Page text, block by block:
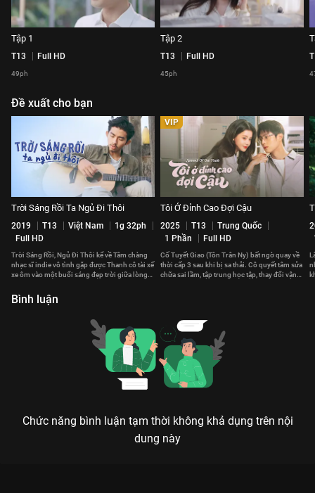
Tập 1
T13 Full HD
49ph
Tập 2
T13 Full HD
45ph
Đề xuất cho bạn
Trời Sáng Rồi Ta Ngủ Đi Thôi
2019 T13 Việt Nam
1g 32ph
Full HD
Trời Sáng Rồi, Ngủ Đi Thôi kể về Tâm chàng
nhạc sĩ indie vô tình gặp được Thanh cô tài xế
xe ôm vào một buổi sáng đẹp trời giữa lòng
VIP
Tôi Ở Đỉnh Cao Đợi Cậu
2025 T13
Trung Quốc
1 Phần
Full HD
Cố Tuyết Giao (Tôn Trân Ny) bất ngờ quay về
thời cấp 3 sau khi bị sa thải. Cô quyết tâm sửa
chữa sai lầm, tập trung học tập, thay đổi vận
Bình luận
Chức năng bình luận tạm thời không khả dụng trên nội
dung này